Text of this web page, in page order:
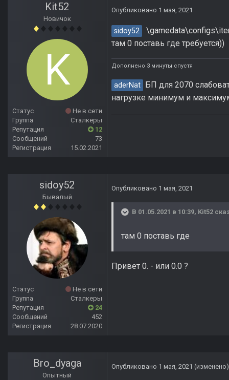
Kit52
Новичок
Статус
Не в сети
Группа
Сталкеры
Репутация
12
Сообщений
73
Регистрация
15.02.2021
Опубликовано 1 мая, 2021
sidoy52
там 0 поставь где требуется))
Дополнено 3 минуты спустя
aderNat БП для 2070
нагрузке минимум и
sidoy52
Бывалый
Статус
Не в сети
Группа
Сталкеры
Репутация
24
Сообщений
452
Регистрация
28.07.2020
Опубликовано 1 мая, 2021
В 01.05.2021 в 10:39, Kit52
там 0 поставь где
Привет 0. - или 0.0 ?
Bro_dyaga
Опытный
Опубликовано 1 мая, 2021 (изменено)